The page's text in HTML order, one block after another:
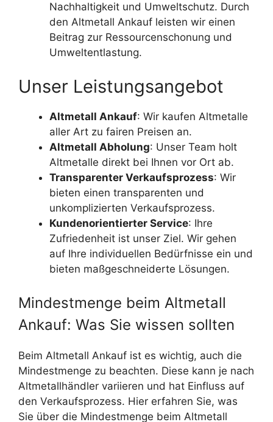
Nachhaltigkeit und Umweltschutz. Durch
den Altmetall Ankauf leisten wir einen
Beitrag zur Ressourcenschonung und
Umweltentlastung.
Unser Leistungsangebot
Altmetall Ankauf: Wir kaufen Altmetalle
aller Art zu fairen Preisen an.
Altmetall Abholung: Unser Team holt
Altmetalle direkt bei Ihnen vor Ort ab.
Transparenter Verkaufsprozess: Wir
bieten einen transparenten und
unkomplizierten Verkaufsprozess.
Kundenorientierter Service: Ihre
Zufriedenheit ist unser Ziel. Wir gehen
auf Ihre individuellen Bedürfnisse ein und
bieten maßgeschneiderte Lösungen.
Mindestmenge beim Altmetall
Ankauf: Was Sie wissen sollten
Beim Altmetall Ankauf ist es wichtig, auch die
Mindestmenge zu beachten. Diese kann je nach
Altmetallhändler variieren und hat Einfluss auf
den Verkaufsprozess. Hier erfahren Sie, was
Sie über die Mindestmenge beim Altmetall